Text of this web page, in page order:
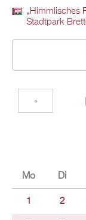
„Himmlisches
Stadtpark
«
Mo Di
1 2